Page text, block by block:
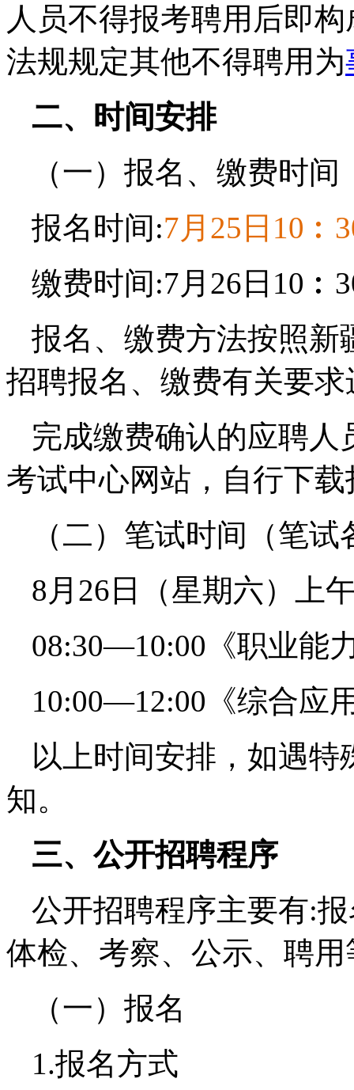
人员不得报考聘用后即
法规规定其他不得聘用为
二、时间安排
（一）报名、缴费时间
报名时间:7月25日
缴费时间:7月26日
报名、缴费方法按照新
招聘报名、缴费有关要求
完成缴费确认的应聘
考试中心网站，自行下
（二）笔试时间（笔
8月26日（星期六）上
08:30—10:00《职业能
10:00—12:00《综合应
以上时间安排，如遇
知。
三、公开招聘程序
公开招聘程序主要有:
体检、考察、公示、聘用
（一）报名
1.报名方式